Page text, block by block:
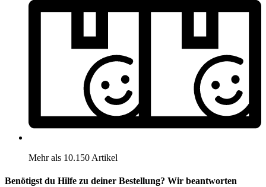
Mehr als 10.150 Artikel
Benötigst du Hilfe zu deiner Bestellung? Wir beantworten